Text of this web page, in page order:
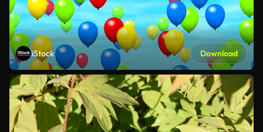
iStock Download